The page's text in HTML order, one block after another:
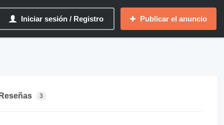
Iniciar sesión / Registro Publicar el anuncio
Reseñas 3